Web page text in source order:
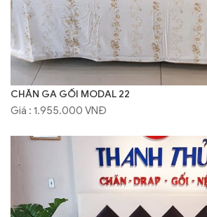
CHĂN GA GỐI MODAL 22
Giá : 1.955.000 VNĐ